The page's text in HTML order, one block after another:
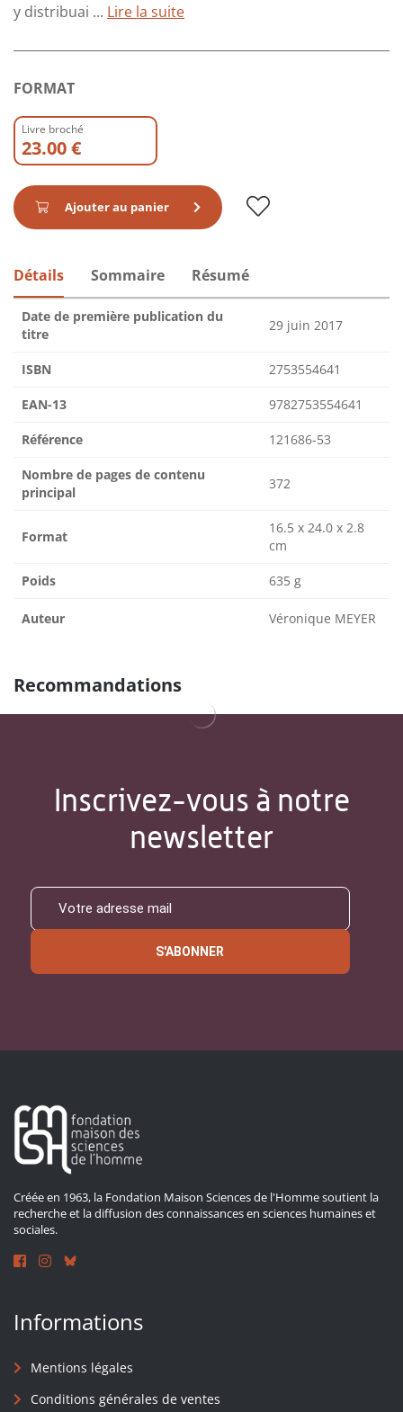
y distribuai ... Lire la suite
FORMAT
Livre broché
23.00 €
Ajouter au panier
Détails Sommaire Résumé
Date de première publication du
titre
29 juin 2017
ISBN 2753554641
EAN-13 9782753554641
Référence 121686-53
Nombre de pages de contenu
principal
372
Format
16.5 x 24.0 x 2.8
cm
Poids 635 g
Auteur Véronique MEYER
Recommandations
Inscrivez-vous à notre
newsletter
S'ABONNER
Créée en 1963, la Fondation Maison Sciences de l'Homme soutient la
recherche et la diffusion des connaissances en sciences humaines et
sociales.
Informations
Mentions légales
Conditions générales de ventes